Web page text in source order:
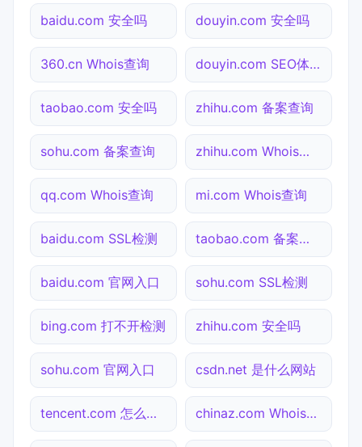
baidu.com 安全吗 douyin.com 安全吗
360.cn Whois查询 douyin.com SEO体检
taobao.com 安全吗 zhihu.com 备案查询
sohu.com 备案查询 zhihu.com Whois查询
qq.com Whois查询 mi.com Whois查询
baidu.com SSL检测 taobao.com 备案查询
baidu.com 官网入口 sohu.com SSL检测
bing.com 打不开检测 zhihu.com 安全吗
sohu.com 官网入口 csdn.net 是什么网站
tencent.com 怎么进入 chinaz.com Whois查询